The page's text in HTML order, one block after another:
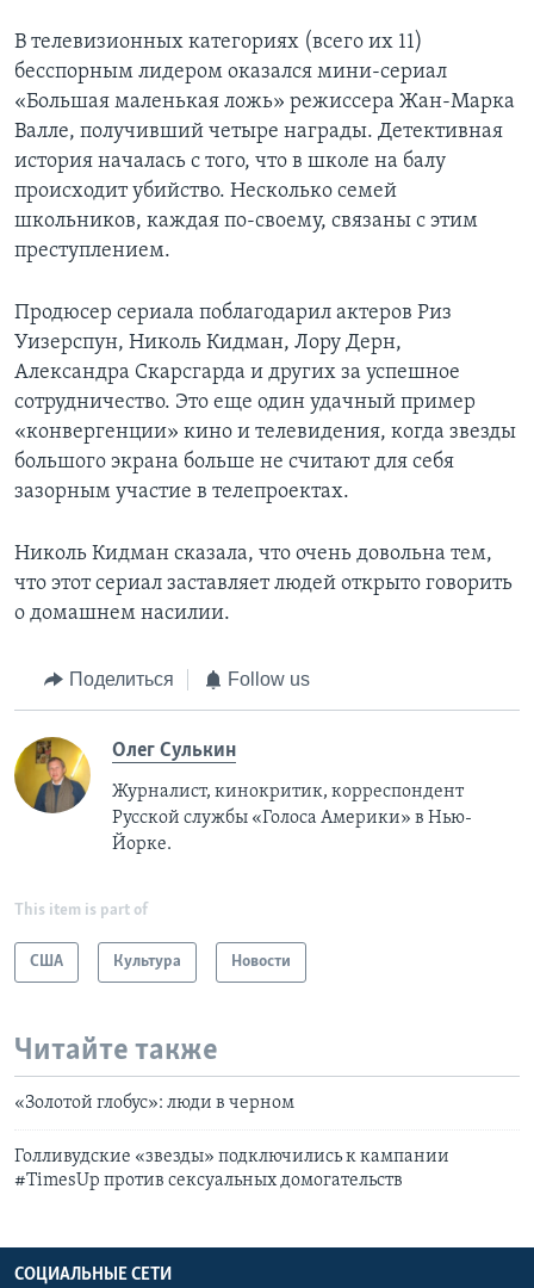
В телевизионных категориях (всего их 11)
бесспорным лидером оказался мини-сериал
«Большая маленькая ложь» режиссера Жан-Марка
Валле, получивший четыре награды. Детективная
история началась с того, что в школе на балу
происходит убийство. Несколько семей
школьников, каждая по-своему, связаны с этим
преступлением.
Продюсер сериала поблагодарил актеров Риз
Уизерспун, Николь Кидман, Лору Дерн,
Александра Скарсгарда и других за успешное
сотрудничество. Это еще один удачный пример
«конвергенции» кино и телевидения, когда звезды
большого экрана больше не считают для себя
зазорным участие в телепроектах.
Николь Кидман сказала, что очень довольна тем,
что этот сериал заставляет людей открыто говорить
о домашнем насилии.
Поделиться Follow us
Олег Сулькин
Журналист, кинокритик, корреспондент
Русской службы «Голоса Америки» в Нью-
Йорке.
This item is part of
США Культура Новости
Читайте также
«Золотой глобус»: люди в черном
Голливудские «звезды» подключились к кампании
#TimesUp против сексуальных домогательств
СОЦИАЛЬНЫЕ СЕТИ